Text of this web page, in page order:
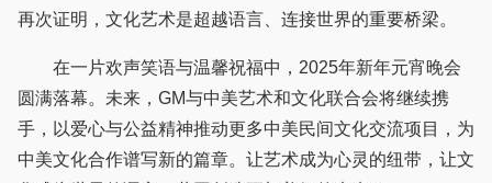
再次证明，文化艺术是超越语言、连接世界的重要桥梁。
在一片欢声笑语与温馨祝福中，2025年新年元宵晚会
圆满落幕。未来，GM与中美艺术和文化联合会将继续携
手，以爱心与公益精神推动更多中美民间文化交流项目，为
中美文化合作谱写新的篇章。让艺术成为心灵的纽带，让文